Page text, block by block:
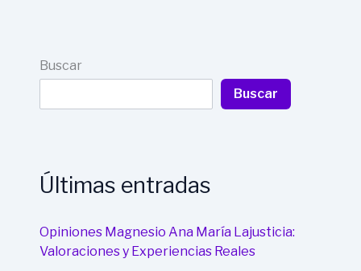
Buscar
Buscar
Últimas entradas
Opiniones Magnesio Ana María Lajusticia:
Valoraciones y Experiencias Reales